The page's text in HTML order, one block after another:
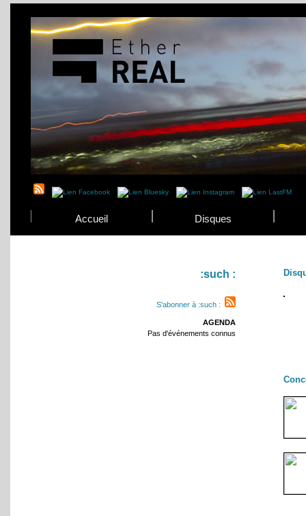
Accueil Disques
:such :
S'abonner à :such :
AGENDA
Pas d'événements connus